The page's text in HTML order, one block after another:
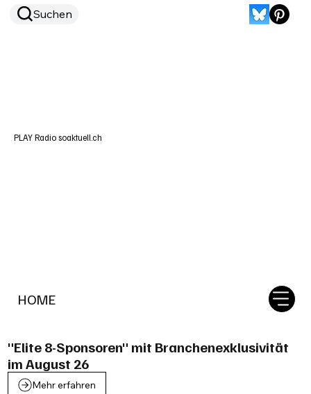
HOME
Suchen
PLAY Radio soaktuell.ch
"Elite 8-Sponsoren" mit Branchenexklusivität
im August 26
Mehr erfahren